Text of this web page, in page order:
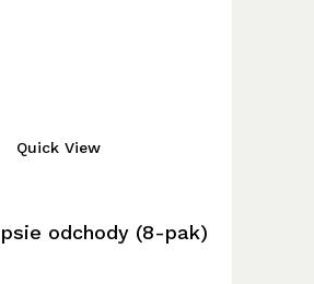
Quick View
odchody (8-pak)